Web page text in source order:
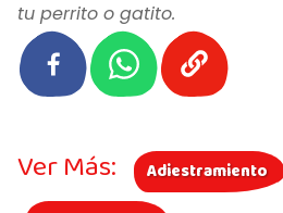
tu perrito o gatito.
Ver Más:
Adiestramiento